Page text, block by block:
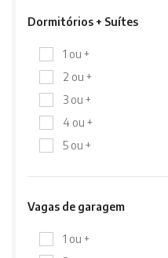
Dormitórios + Suítes
1 ou +
2 ou +
3 ou +
4 ou +
5 ou +
Vagas de garagem
1 ou +